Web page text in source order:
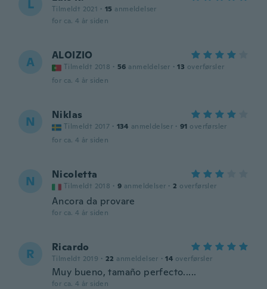
L Tilmeldt 2021 · 15 anmeldelser
for ca. 4 år siden
A ALOIZIO
Tilmeldt 2018 · 56 anmeldelser · 13 overførsler
for ca. 4 år siden
N Niklas
Tilmeldt 2017 · 134 anmeldelser · 91 overførsler
for ca. 4 år siden
N Nicoletta
Tilmeldt 2018 · 9 anmeldelser · 2 overførsler
Ancora da provare
for ca. 4 år siden
R Ricardo
Tilmeldt 2019 · 22 anmeldelser · 14 overførsler
Muy bueno, tamaño perfecto.....
for ca. 4 år siden